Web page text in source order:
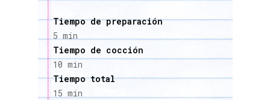
Tiempo de preparación
5 min
Tiempo de cocción
10 min
Tiempo total
15 min